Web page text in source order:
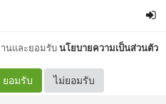
านและยอมรับนโยบายความเป็นส่วนตัว
ยอมรับ ไม่ยอมรับ